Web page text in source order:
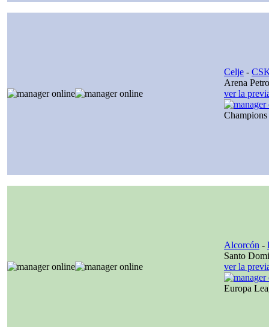
Celje -
Arena
ver la
Alcorcón -
Santo
ver la
Europa